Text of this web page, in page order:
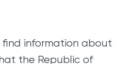
information about
the Republic of